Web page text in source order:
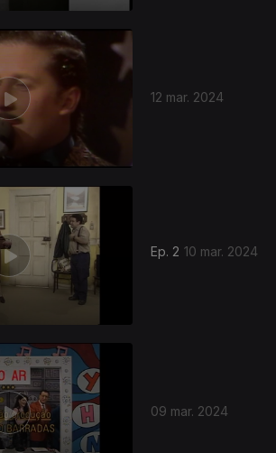
12 mar. 2024
Ep. 2 10 mar. 2024
09 mar. 2024